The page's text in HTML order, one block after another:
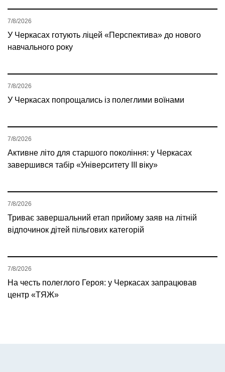
У Черкасах готують ліцей «Перспектива» до нового
навчального року
7/8/2026
У Черкасах попрощались із полеглими воїнами
7/8/2026
Активне літо для старшого покоління: у Черкасах
завершився табір «Університету ІІІ віку»
7/8/2026
Триває завершальний етап прийому заяв на літній
відпочинок дітей пільгових категорій
7/8/2026
На честь полеглого Героя: у Черкасах запрацював
центр «ТЯЖ»
7/8/2026